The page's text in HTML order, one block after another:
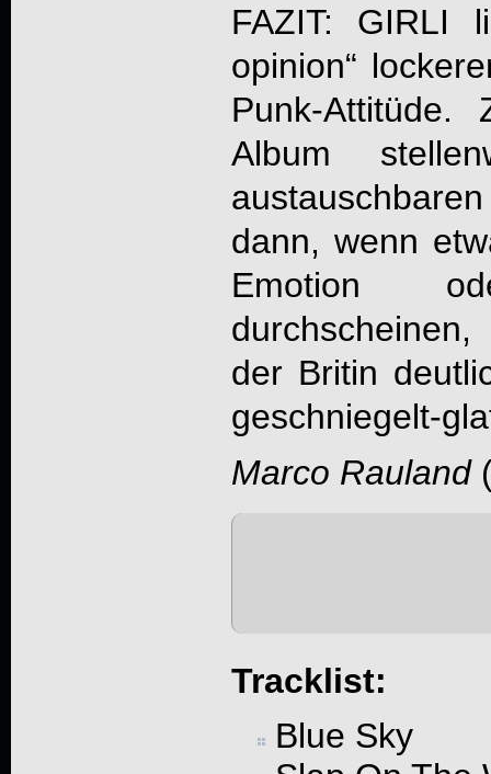
FAZIT: GIRLI
opinion“
Punk-
Album
dann, wenn
Emotion
der Britin
geschniegelt-
Marco Rauland
Tracklist:
Blue Sky